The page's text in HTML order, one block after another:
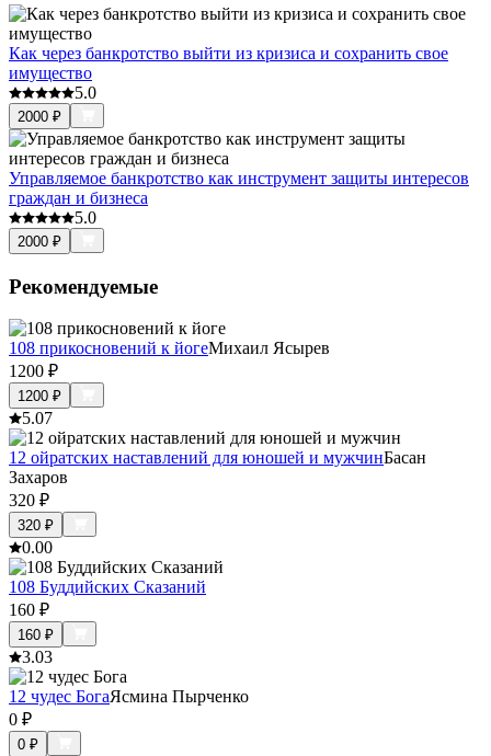
Как через банкротство выйти из кризиса и сохранить свое
имущество
5.0
2000 ₽
Управляемое банкротство как инструмент защиты интересов
граждан и бизнеса
5.0
2000 ₽
Рекомендуемые
108 прикосновений к йогеМихаил Ясырев
1200 ₽
1200 ₽
5.07
12 ойратских наставлений для юношей и мужчинБасан
Захаров
320 ₽
320 ₽
0.00
108 Буддийских Сказаний
160 ₽
160 ₽
3.03
12 чудес БогаЯсмина Пырченко
0 ₽
0 ₽